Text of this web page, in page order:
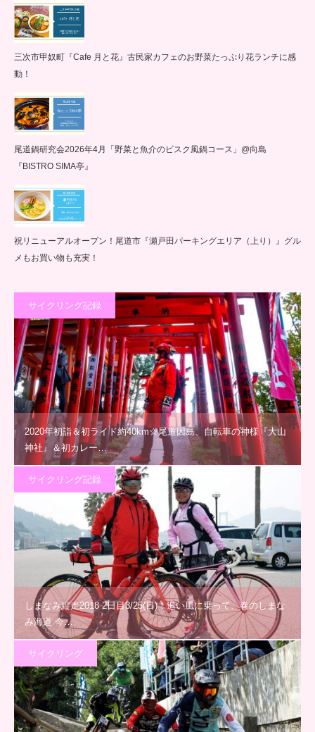
三次市甲奴町『Cafe 月と花』古民家カフェのお野菜たっぷり花ランチに感
動！
尾道鍋研究会2026年4月「野菜と魚介のビスク風鍋コース」@向島
『BISTRO SIMA亭』
祝リニューアルオープン！尾道市『瀬戸田パーキングエリア（上り）』グル
メもお買い物も充実！
サイクリング記録
2020年初詣＆初ライド約40km☆尾道因島、自転車の神様『大山
神社』＆初カレー…
サイクリング記録
しまなみ縦走2018 2日目3/25(日)！追い風に乗って、春のしまな
み海道 今…
サイクリング